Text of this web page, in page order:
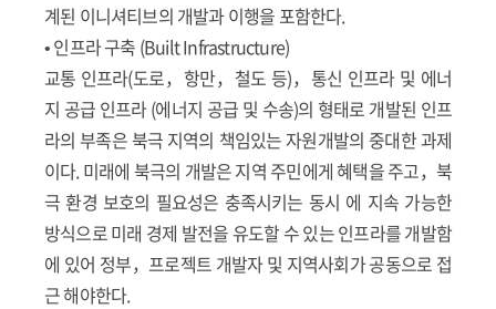
계된 이니셔티브의 개발과 이행을 포함한다.
• 인프라 구축 (Built Infrastructure)
교통 인프라(도로，항만，철도 등)，통신 인프라 및 에너
지 공급 인프라 (에너지 공급 및 수송)의 형태로 개발된 인프
라의 부족은 북극 지역의 책임있는 자원개발의 중대한 과제
이다. 미래에 북극의 개발은 지역 주민에게 혜택을 주고，북
극 환경 보호의 필요성은 충족시키는 동시 에 지속 가능한
방식으로 미래 경제 발전을 유도할 수 있는 인프라를 개발함
에 있어 정부，프로젝트 개발자 및 지역사회가 공동으로 접
근 해야한다.